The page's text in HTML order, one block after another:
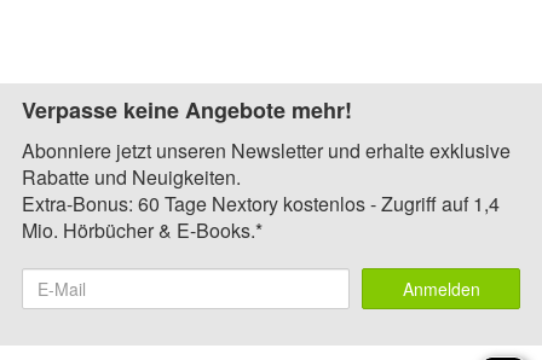
Verpasse keine Angebote mehr!
Abonniere jetzt unseren Newsletter und erhalte exklusive
Rabatte und Neuigkeiten.
Extra-Bonus: 60 Tage Nextory kostenlos - Zugriff auf 1,4
Mio. Hörbücher & E-Books.*
Anmelden